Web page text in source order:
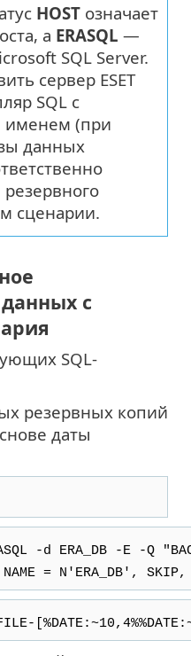
HOST означает
а ERASQL —
SQL Server.
сервер ESET
SQL с
именем (при
данных
сценарии.
с
SQL-
резервных копий
даты
-d ERA_DB -E -Q
= N'ERA_DB', SKIP,